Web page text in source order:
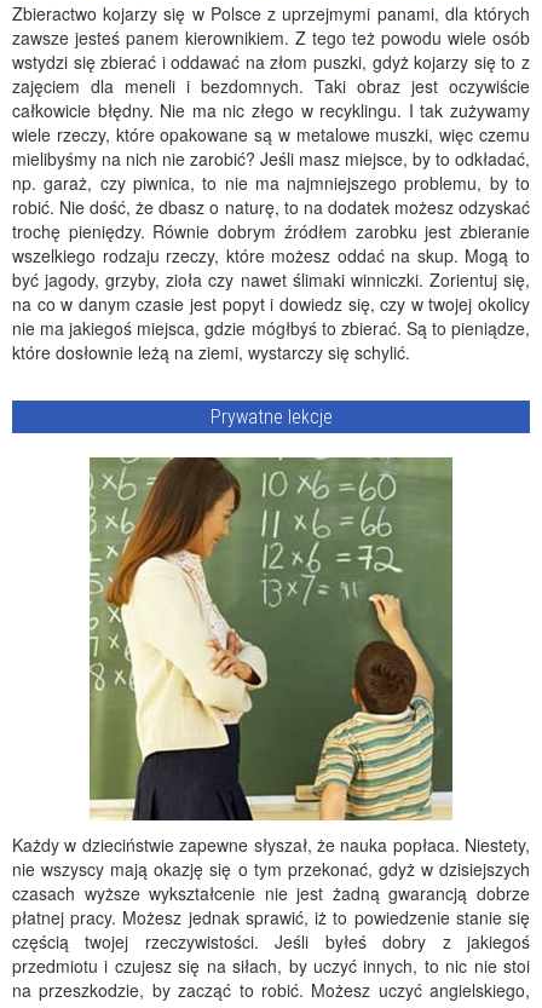
Zbieractwo kojarzy się w Polsce z uprzejmymi panami, dla których
zawsze jesteś panem kierownikiem. Z tego też powodu wiele osób
wstydzi się zbierać i oddawać na złom puszki, gdyż kojarzy się to z
zajęciem dla meneli i bezdomnych. Taki obraz jest oczywiście
całkowicie błędny. Nie ma nic złego w recyklingu. I tak zużywamy
wiele rzeczy, które opakowane są w metalowe muszki, więc czemu
mielibyśmy na nich nie zarobić? Jeśli masz miejsce, by to odkładać,
np. garaż, czy piwnica, to nie ma najmniejszego problemu, by to
robić. Nie dość, że dbasz o naturę, to na dodatek możesz odzyskać
trochę pieniędzy. Równie dobrym źródłem zarobku jest zbieranie
wszelkiego rodzaju rzeczy, które możesz oddać na skup. Mogą to
być jagody, grzyby, zioła czy nawet ślimaki winniczki. Zorientuj się,
na co w danym czasie jest popyt i dowiedz się, czy w twojej okolicy
nie ma jakiegoś miejsca, gdzie mógłbyś to zbierać. Są to pieniądze,
które dosłownie leżą na ziemi, wystarczy się schylić.
Prywatne lekcje
Każdy w dzieciństwie zapewne słyszał, że nauka popłaca. Niestety,
nie wszyscy mają okazję się o tym przekonać, gdyż w dzisiejszych
czasach wyższe wykształcenie nie jest żadną gwarancją dobrze
płatnej pracy. Możesz jednak sprawić, iż to powiedzenie stanie się
częścią twojej rzeczywistości. Jeśli byłeś dobry z jakiegoś
przedmiotu i czujesz się na siłach, by uczyć innych, to nic nie stoi
na przeszkodzie, by zacząć to robić. Możesz uczyć angielskiego,